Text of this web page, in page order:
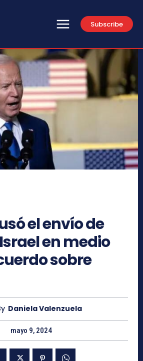
Subscribe
el envío de
en medio
sobre
Daniela Valenzuela
mayo 9, 2024